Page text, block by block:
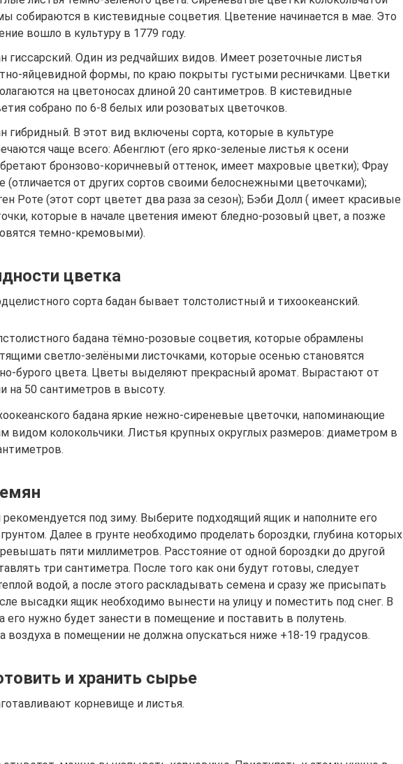
собираются в кистевидные соцветия. Цветение начинается в мае. Это
вошло в культуру в 1779 году.
гиссарский. Один из редчайших видов. Имеет розеточные листья
яйцевидной формы, по краю покрыты густыми ресничками. Цветки
на цветоносах длиной 20 сантиметров. В кистевидные
собрано по 6-8 белых или розоватых цветочков.
гибридный. В этот вид включены сорта, которые в культуре
чаще всего: Абенглют (его ярко-зеленые листья к осени
бронзово-коричневый оттенок, имеет махровые цветки); Фрау
(отличается от других сортов своими белоснежными цветочками);
Роте (этот сорт цветет два раза за сезон); Бэби Долл ( имеет красивые
которые в начале цветения имеют бледно-розовый цвет, а позже
темно-кремовыми).
цветка
сорта бадан бывает толстолистный и тихоокеанский.
бадана тёмно-розовые соцветия, которые обрамлены
светло-зелёными листочками, которые осенью становятся
бурого цвета. Цветы выделяют прекрасный аромат. Вырастают от
на 50 сантиметров в высоту.
бадана яркие нежно-сиреневые цветочки, напоминающие
видом колокольчики. Листья крупных округлых размеров: диаметром в
рекомендуется под зиму. Выберите подходящий ящик и наполните его
Далее в грунте необходимо проделать бороздки, глубина которых
пяти миллиметров. Расстояние от одной бороздки до другой
три сантиметра. После того как они будут готовы, следует
водой, а после этого раскладывать семена и сразу же присыпать
высадки ящик необходимо вынести на улицу и поместить под снег. В
его нужно будет занести в помещение и поставить в полутень.
воздуха в помещении не должна опускаться ниже +18-19 градусов.
и хранить сырье
корневище и листья.